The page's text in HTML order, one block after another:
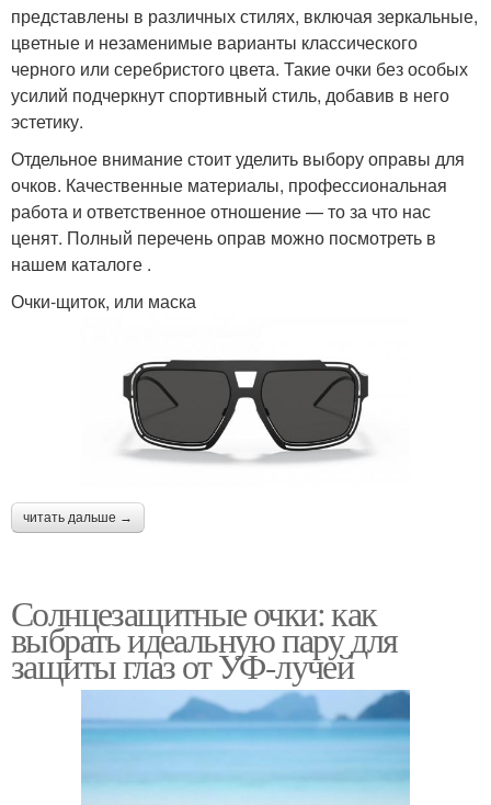
представлены в различных стилях, включая зеркальные,
цветные и незаменимые варианты классического
черного или серебристого цвета. Такие очки без особых
усилий подчеркнут спортивный стиль, добавив в него
эстетику.
Отдельное внимание стоит уделить выбору оправы для
очков. Качественные материалы, профессиональная
работа и ответственное отношение — то за что нас
ценят. Полный перечень оправ можно посмотреть в
нашем каталоге .
Очки-щиток, или маска
читать дальше →
Солнцезащитные очки: как
выбрать идеальную пару для
защиты глаз от УФ-лучей